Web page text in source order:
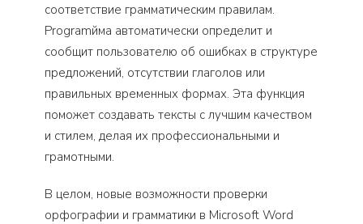
соответствие грамматическим правилам.
Programйма автоматически определит и
сообщит пользователю об ошибках в структуре
предложений, отсутствии глаголов или
правильных временных формах. Эта функция
поможет создавать тексты с лучшим качеством
и стилем, делая их профессиональными и
грамотными.
В целом, новые возможности проверки
орфографии и грамматики в Microsoft Word